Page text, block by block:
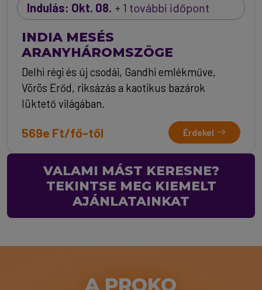
Indulás: Okt. 08. + 1 további időpont
INDIA MESÉS
ARANYHÁROMSZÖGE
Delhi régi és új csodái, Gandhi emlékműve,
Vörös Erőd, riksázás a kaotikus bazárok
lüktető világában.
569e Ft/fő-től Érdekel
VALAMI MÁST KERESNE?
TEKINTSE MEG KIEMELT
AJÁNLATAINKAT
A PROKO